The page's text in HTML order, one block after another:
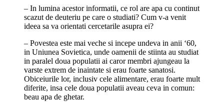
– In lumina acestor informatii, ce rol are apa cu continut
scazut de deuteriu pe care o studiati? Cum v-a venit
ideea sa va orientati cercetarile asupra ei?
– Povestea este mai veche si incepe undeva in anii ‘60,
in Uniunea Sovietica, unde oamenii de stiinta au studiat
in paralel doua populatii ai caror membri ajungeau la
varste extrem de inaintate si erau foarte sanatosi.
Obiceiurile lor, inclusiv cele alimentare, erau foarte mult
diferite, insa cele doua populatii aveau ceva in comun:
beau apa de ghetar.